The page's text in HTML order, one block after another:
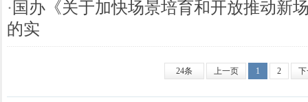
·国办《关于加快场景培育和开放推动新
的实
24条 上一页 1 2